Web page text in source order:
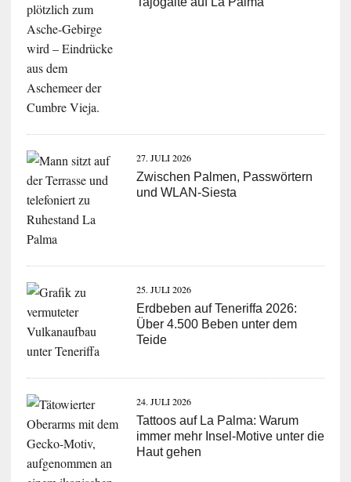
27. JULI 2026
Zwischen Palmen, Passwörtern
und WLAN-Siesta
25. JULI 2026
Erdbeben auf Teneriffa 2026:
Über 4.500 Beben unter dem
Teide
24. JULI 2026
Tattoos auf La Palma: Warum
immer mehr Insel-Motive unter die
Haut gehen